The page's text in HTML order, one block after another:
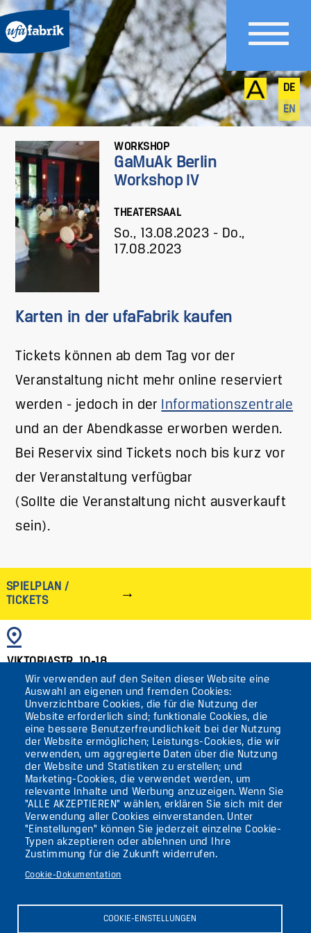
Wir verwenden auf den Seiten dieser Website eine
Auswahl an eigenen und fremden Cookies:
Unverzichtbare Cookies, die für die Nutzung der
Website erforderlich sind; funktionale Cookies, die
eine bessere Benutzerfreundlichkeit bei der Nutzung
der Website ermöglichen; Leistungs-Cookies, die wir
verwenden, um aggregierte Daten über die Nutzung
der Website und Statistiken zu erstellen; und
Marketing-Cookies, die verwendet werden, um
relevante Inhalte und Werbung anzuzeigen. Wenn Sie
"ALLE AKZEPTIEREN" wählen, erklären Sie sich mit der
Verwendung aller Cookies einverstanden. Unter
"Einstellungen" können Sie jederzeit einzelne Cookie-
Typen akzeptieren oder ablehnen und Ihre
Zustimmung für die Zukunft widerrufen.
Cookie-Dokumentation
COOKIE-EINSTELLUNGEN
DE
EN
WORKSHOP
GaMuAk Berlin
Workshop IV
THEATERSAAL
So., 13.08.2023 - Do.,
17.08.2023
Karten in der ufaFabrik kaufen
Tickets können ab dem Tag vor der
Veranstaltung nicht mehr online reserviert
werden - jedoch in der Informationszentrale
und an der Abendkasse erworben werden.
Bei Reservix sind Tickets noch bis kurz vor
der Veranstaltung verfügbar
(Sollte die Veranstaltung nicht ausverkauft
sein).
SPIELPLAN /
TICKETS
BILD
VIKTORIASTR. 10-18
12105 BERLIN
TEMPELHOF
AKTUELLES
KONTAKT
DIE UFAFABRIK
BERLIN
Suche
Secondary
menu